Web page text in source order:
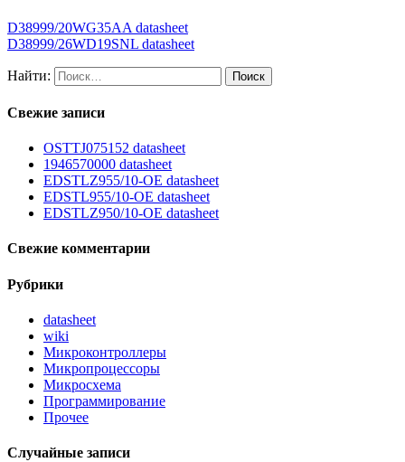
D38999/20WG35AA datasheet
D38999/26WD19SNL datasheet
Найти:
Свежие записи
OSTTJ075152 datasheet
1946570000 datasheet
EDSTLZ955/10-OE datasheet
EDSTL955/10-OE datasheet
EDSTLZ950/10-OE datasheet
Свежие комментарии
Рубрики
datasheet
wiki
Микроконтроллеры
Микропроцессоры
Микросхема
Программирование
Прочее
Случайные записи